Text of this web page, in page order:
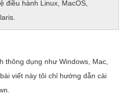
điều hành Linux, MacOS,
thông dụng như Windows, Mac,
viết này tôi chỉ hướng dẫn cài